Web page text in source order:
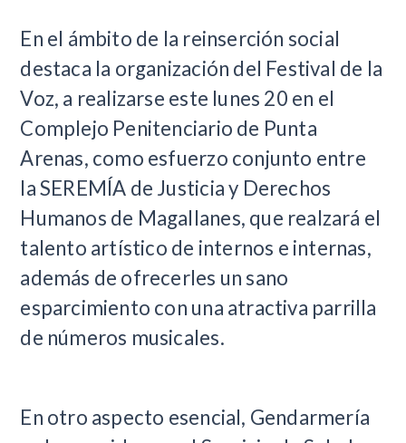
En el ámbito de la reinserción social
destaca la organización del Festival de la
Voz, a realizarse este lunes 20 en el
Complejo Penitenciario de Punta
Arenas, como esfuerzo conjunto entre
la SEREMÍA de Justicia y Derechos
Humanos de Magallanes, que realzará el
talento artístico de internos e internas,
además de ofrecerles un sano
esparcimiento con una atractiva parrilla
de números musicales.
En otro aspecto esencial, Gendarmería